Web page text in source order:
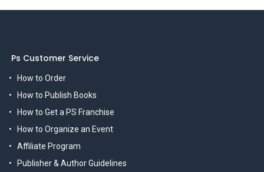
Ps Customer Service
How to Order
How to Publish Books
How to Get a PS Franchise
How to Organize an Event
Affiliate Program
Publisher & Author Guidelines